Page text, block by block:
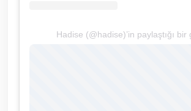
Hadise (@hadise)’in paylaştığı bir